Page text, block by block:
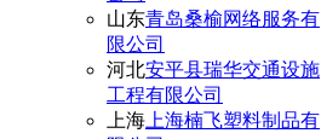
山东青岛桑榆网络服务有
限公司
河北安平县瑞华交通设施
工程有限公司
上海 上海楠飞塑料制品有